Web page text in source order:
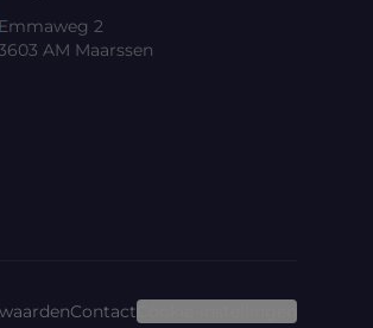
Emmaweg 2
AM Maarssen
Contact